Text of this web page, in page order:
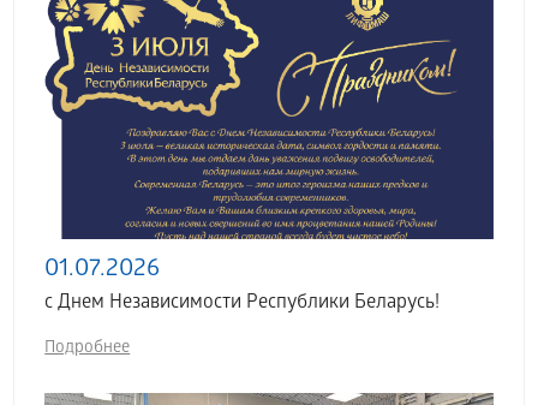
01.07.2026
с Днем Независимости Республики Беларусь!
Подробнее